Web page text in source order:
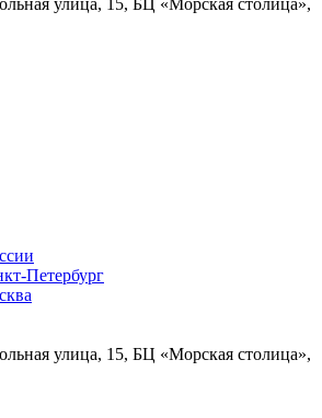
улица, 15, БЦ «Морская столица»,
Петербург
улица, 15, БЦ «Морская столица»,